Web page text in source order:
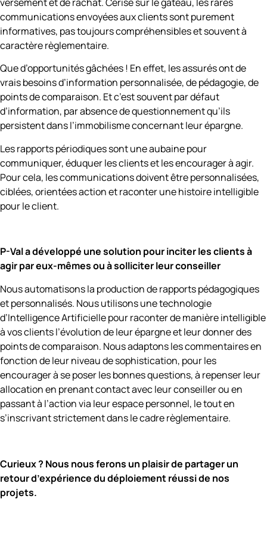
communications envoyées aux clients sont purement
informatives, pas toujours compréhensibles et souvent à
caractère règlementaire.
Que d’opportunités gâchées ! En effet, les assurés ont de
vrais besoins d’information personnalisée, de pédagogie, de
points de comparaison. Et c’est souvent par défaut
d’information, par absence de questionnement qu’ils
persistent dans l’immobilisme concernant leur épargne.
Les rapports périodiques sont une aubaine pour
communiquer, éduquer les clients et les encourager à agir.
Pour cela, les communications doivent être personnalisées,
ciblées, orientées action et raconter une histoire intelligible
pour le client.
P-Val a développé une solution pour inciter les clients à
agir par eux-mêmes ou à solliciter leur conseiller
Nous automatisons la production de rapports pédagogiques
et personnalisés. Nous utilisons une technologie
d’Intelligence Artificielle pour raconter de manière intelligible
à vos clients l’évolution de leur épargne et leur donner des
points de comparaison. Nous adaptons les commentaires en
fonction de leur niveau de sophistication, pour les
encourager à se poser les bonnes questions, à repenser leur
allocation en prenant contact avec leur conseiller ou en
passant à l’action via leur espace personnel, le tout en
s’inscrivant strictement dans le cadre règlementaire.
Curieux ? Nous nous ferons un plaisir de partager un
retour d’expérience du déploiement réussi de nos
projets.